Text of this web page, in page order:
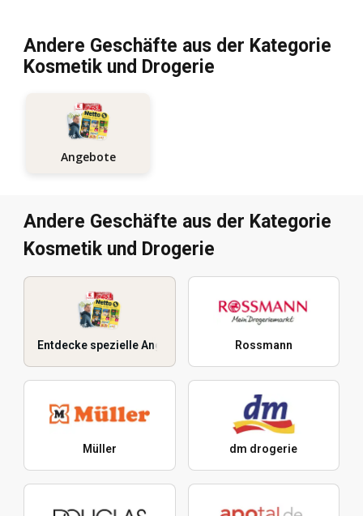
Andere Geschäfte aus der Kategorie
Kosmetik und Drogerie
Angebote
Andere Geschäfte aus der Kategorie
Kosmetik und Drogerie
Entdecke spezielle Angebote Rossmann
Müller dm drogerie